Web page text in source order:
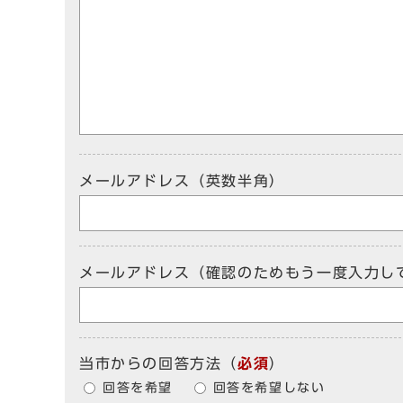
メールアドレス（英数半角）
メールアドレス（確認のためもう一度入力し
当市からの回答方法 （必須）
回答を希望 回答を希望しない